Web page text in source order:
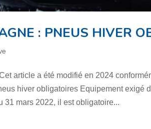
: PNEUS HIVER
article a été modifié en 2024
hiver obligatoires Equipement exigé
31 mars 2022, il est obligatoire...